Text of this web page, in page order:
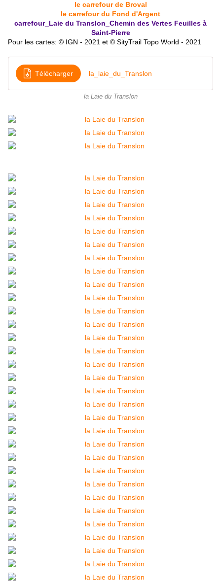
le carrefour de Broval
le carrefour du Fond d'Argent
carrefour_Laie du Translon_Chemin des Vertes Feuilles à
Saint-Pierre
Pour les cartes: © IGN - 2021 et © SityTrail Topo World - 2021
Télécharger la_laie_du_Translon
la Laie du Translon